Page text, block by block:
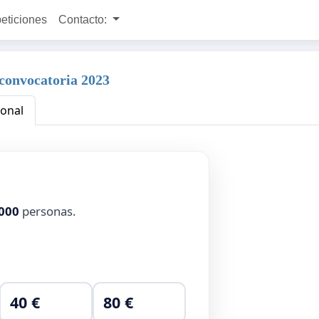
Contacto:
2023
personas.
40 € 80 €